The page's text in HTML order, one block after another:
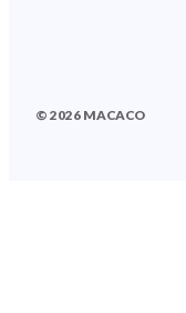
© 2026 MACACO